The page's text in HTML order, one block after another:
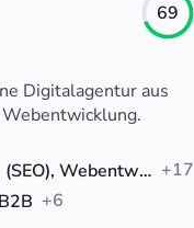
69
Digitalagentur aus
Suchmaschinenoptimierung (SEO), Webentwicklung, Lokales SEO +17
+6